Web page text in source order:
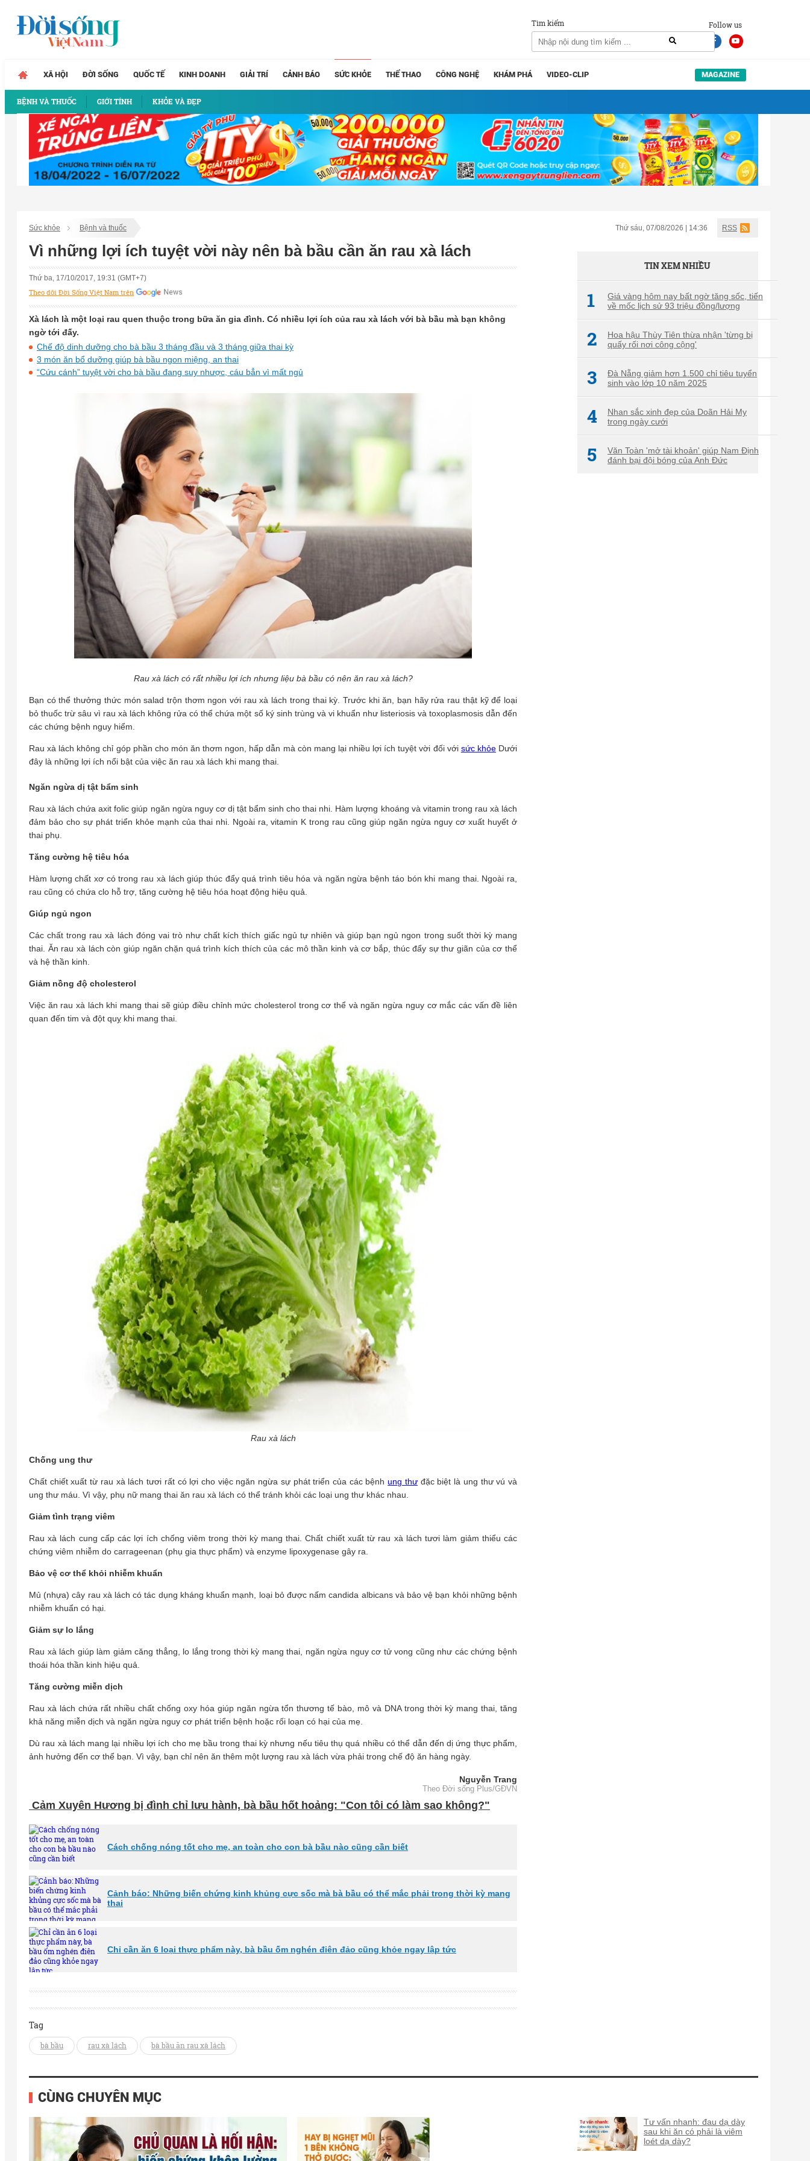
Follow us
Tìm kiếm
XÃ HỘI ĐỜI SỐNG QUỐC TẾ KINH DOANH GIẢI TRÍ CẢNH BÁO SỨC KHỎE
BỆNH VÀ THUỐC GIỚI TÍNH KHỎE VÀ ĐẸP
THỂ THAO CÔNG NGHỆ KHÁM PHÁ VIDEO-CLIP MAGAZINE
Sức khỏe Bệnh và thuốc Thứ sáu, 07/08/2026 | 14:36 RSS
Vì những lợi ích tuyệt vời này nên bà bầu cần ăn rau xà lách
Thứ ba, 17/10/2017, 19:31 (GMT+7)
Theo dõi Đời Sống Việt Nam trên
Xà lách là một loại rau quen thuộc trong bữa ăn gia đình. Có nhiều lợi ích của rau xà lách với bà bầu mà bạn không
ngờ tới đấy.
Chế độ dinh dưỡng cho bà bầu 3 tháng đầu và 3 tháng giữa thai kỳ
3 món ăn bổ dưỡng giúp bà bầu ngon miệng, an thai
“Cứu cánh” tuyệt vời cho bà bầu đang suy nhược, cáu bẳn vì mất ngủ
Rau xà lách có rất nhiều lợi ích nhưng liệu bà bầu có nên ăn rau xà lách?
Bạn có thể thưởng thức món salad trộn thơm ngon với rau xà lách trong thai kỳ. Trước khi ăn, bạn hãy rửa rau thật kỹ để loại
bỏ thuốc trừ sâu vì rau xà lách không rửa có thể chứa một số ký sinh trùng và vi khuẩn như listeriosis và toxoplasmosis dẫn đến
các chứng bệnh nguy hiểm.
Rau xà lách không chỉ góp phần cho món ăn thơm ngon, hấp dẫn mà còn mang lại nhiều lợi ích tuyệt vời đối với sức khỏeDưới
đây là những lợi ích nổi bật của việc ăn rau xà lách khi mang thai.
Ngăn ngừa dị tật bẩm sinh
Rau xà lách chứa axit folic giúp ngăn ngừa nguy cơ dị tật bẩm sinh cho thai nhi. Hàm lượng khoáng và vitamin trong rau xà lách
đảm bảo cho sự phát triển khỏe mạnh của thai nhi. Ngoài ra, vitamin K trong rau cũng giúp ngăn ngừa nguy cơ xuất huyết ở
thai phụ.
Tăng cường hệ tiêu hóa
Hàm lượng chất xơ có trong rau xà lách giúp thúc đẩy quá trình tiêu hóa và ngăn ngừa bệnh táo bón khi mang thai. Ngoài ra,
rau cũng có chứa clo hỗ trợ, tăng cường hệ tiêu hóa hoạt động hiệu quả.
Giúp ngủ ngon
Các chất trong rau xà lách đóng vai trò như chất kích thích giấc ngủ tự nhiên và giúp bạn ngủ ngon trong suốt thời kỳ mang
thai. Ăn rau xà lách còn giúp ngăn chặn quá trình kích thích của các mô thần kinh và cơ bắp, thúc đẩy sự thư giãn của cơ thể
và hệ thần kinh.
Giảm nồng độ cholesterol
Việc ăn rau xà lách khi mang thai sẽ giúp điều chỉnh mức cholesterol trong cơ thể và ngăn ngừa nguy cơ mắc các vấn đề liên
quan đến tim và đột quỵ khi mang thai.
Rau xà lách
Chống ung thư
Chất chiết xuất từ rau xà lách tươi rất có lợi cho việc ngăn ngừa sự phát triển của các bệnhung thưđặc biệt là ung thư vú và
ung thư máu. Vì vậy, phụ nữ mang thai ăn rau xà lách có thể tránh khỏi các loại ung thư khác nhau.
Giảm tình trạng viêm
Rau xà lách cung cấp các lợi ích chống viêm trong thời kỳ mang thai. Chất chiết xuất từ rau xà lách tươi làm giảm thiểu các
chứng viêm nhiễm do carrageenan (phụ gia thực phẩm) và enzyme lipoxygenase gây ra.
Bảo vệ cơ thể khỏi nhiễm khuẩn
Mủ (nhựa) cây rau xà lách có tác dụng kháng khuẩn mạnh, loại bỏ được nấm candida albicans và bảo vệ bạn khỏi những bệnh
nhiễm khuẩn có hại.
Giảm sự lo lắng
Rau xà lách giúp làm giảm căng thẳng, lo lắng trong thời kỳ mang thai, ngăn ngừa nguy cơ tử vong cũng như các chứng bệnh
thoái hóa thần kinh hiệu quả.
Tăng cường miễn dịch
Rau xà lách chứa rất nhiều chất chống oxy hóa giúp ngăn ngừa tổn thương tế bào, mô và DNA trong thời kỳ mang thai, tăng
khả năng miễn dịch và ngăn ngừa nguy cơ phát triển bệnh hoặc rối loạn có hại của mẹ.
Dù rau xà lách mang lại nhiều lợi ích cho mẹ bầu trong thai kỳ nhưng nếu tiêu thụ quá nhiều có thể dẫn đến dị ứng thực phẩm,
ảnh hưởng đến cơ thể bạn. Vì vậy, bạn chỉ nên ăn thêm một lượng rau xà lách vừa phải trong chế độ ăn hàng ngày.
Nguyễn Trang
Theo Đời sống Plus/GĐVN
Cảm Xuyên Hương bị đình chỉ lưu hành, bà bầu hốt hoảng: "Con tôi có làm sao không?"
Cách chống nóng tốt cho mẹ, an toàn cho con bà bầu nào cũng cần biết
Cảnh báo: Những biến chứng kinh khủng cực sốc mà bà bầu có thể mắc phải trong thời kỳ mang
thai
Chỉ cần ăn 6 loại thực phẩm này, bà bầu ốm nghén điên đảo cũng khỏe ngay lập tức
Tag
bà bầu rau xà lách bà bầu ăn rau xà lách
TIN XEM NHIỀU
1
Giá vàng hôm nay bất ngờ tăng sốc, tiến
về mốc lịch sử 93 triệu đồng/lượng
2
Hoa hậu Thùy Tiên thừa nhận 'từng bị
quấy rối nơi công cộng'
3
Đà Nẵng giảm hơn 1.500 chỉ tiêu tuyển
sinh vào lớp 10 năm 2025
4
Nhan sắc xinh đẹp của Doãn Hải My
trong ngày cưới
5
Văn Toàn 'mở tài khoản' giúp Nam Định
đánh bại đội bóng của Anh Đức
CÙNG CHUYÊN MỤC
Tư vấn nhanh: đau dạ dày
sau khi ăn có phải là viêm
loét dạ dày?